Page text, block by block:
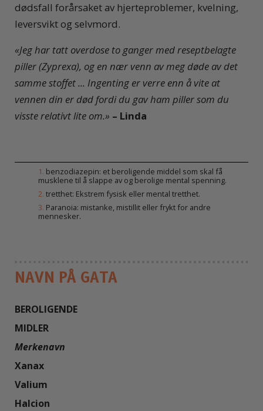
dødsfall forårsaket av hjerteproblemer, kvelning,
leversvikt og selvmord.
«Jeg har tatt overdose to ganger med reseptbelagte
piller (Zyprexa), og en nær venn av meg døde av det
samme stoffet ... Ingenting er verre enn å vite at
vennen din er død fordi du gav ham piller som du
visste relativt lite om.» – Linda
1. benzodiazepin: et beroligende middel som skal få
musklene til å slappe av og berolige mental spenning.
2. tretthet: Ekstrem fysisk eller mental tretthet.
3. Paranoia: mistanke, mistillit eller frykt for andre
mennesker.
NAVN PÅ GATA
BEROLIGENDE
MIDLER
Merkenavn
Xanax
Valium
Halcion